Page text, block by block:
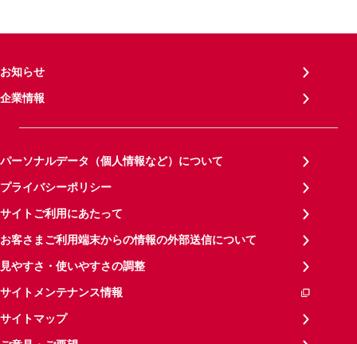
お知らせ
企業情報
パーソナルデータ（個人情報など）について
プライバシーポリシー
サイトご利用にあたって
お客さまご利用端末からの情報の外部送信について
見やすさ・使いやすさの調整
サイトメンテナンス情報
サイトマップ